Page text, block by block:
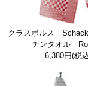
クラスボルス
チンタオル
6,380円(税